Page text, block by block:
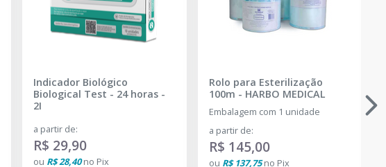
Indicador Biológico
Biological Test - 24 horas-
2I
a partir de:
R$ 29,90
ou R$ 28,40no Pix
Rolo para Esterilização
100m - HARBO MEDICAL
Embalagem com 1 unidade
a partir de:
R$ 145,00
ou R$ 137,75no Pix